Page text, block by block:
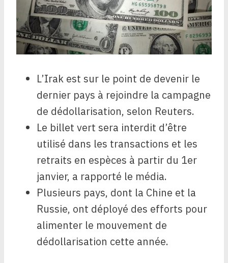
L’Irak est sur le point de devenir le
dernier pays à rejoindre la campagne
de dédollarisation, selon Reuters.
Le billet vert sera interdit d’être
utilisé dans les transactions et les
retraits en espèces à partir du 1er
janvier, a rapporté le média.
Plusieurs pays, dont la Chine et la
Russie, ont déployé des efforts pour
alimenter le mouvement de
dédollarisation cette année.